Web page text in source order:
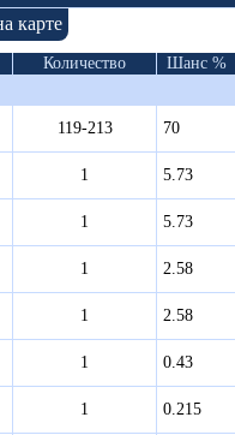
карте
Количество
Шанс %
119-213
70
1
5.73
1
5.73
1
2.58
1
2.58
1
0.43
1
0.215